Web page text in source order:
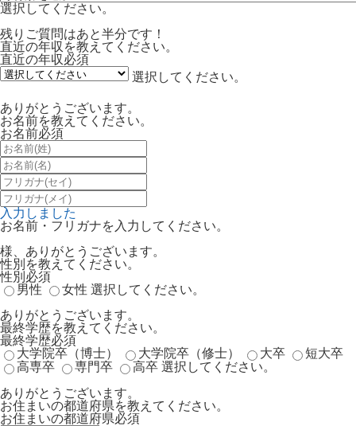
選択してください。
残りご質問はあと半分です！
直近の年収を教えてください。
直近の年収必須
選択してください。
ありがとうございます。
お名前を教えてください。
お名前必須
入力しました
お名前・フリガナを入力してください。
様、ありがとうございます。
性別を教えてください。
性別 必須
男性
女性 選択してください。
ありがとうございます。
最終学歴を教えてください。
最終学歴必須
大学院卒（博士）
大学院卒（修士） 大卒
短大卒
高専卒
専門卒 高卒 選択してください。
ありがとうございます。
お住まいの都道府県を教えてください。
お住まいの都道府県必須